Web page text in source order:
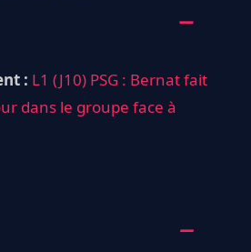
: L1 (J10) PSG : Bernat fait
dans le groupe face à